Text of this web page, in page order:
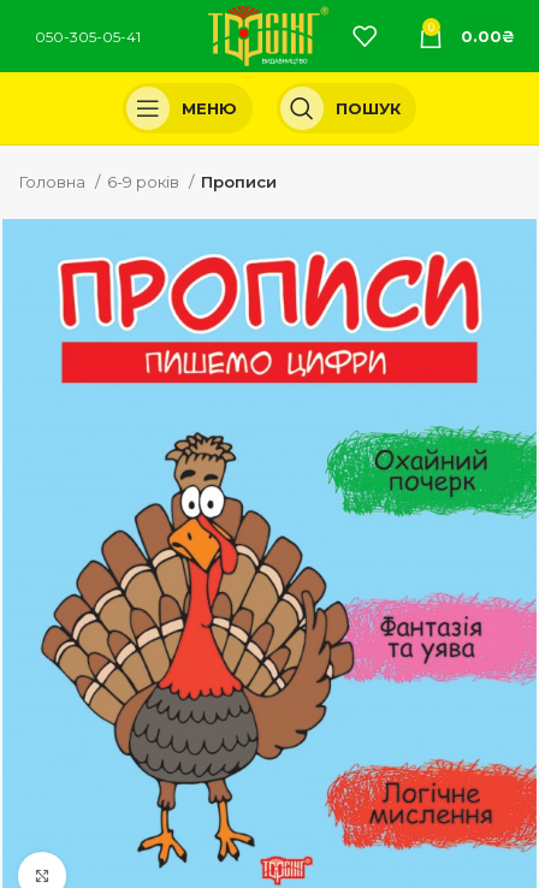
050-305-05-41
0 0.00₴
МЕНЮ ПОШУК
Головна 6-9 років Прописи
Клацніть, щоб збільшити